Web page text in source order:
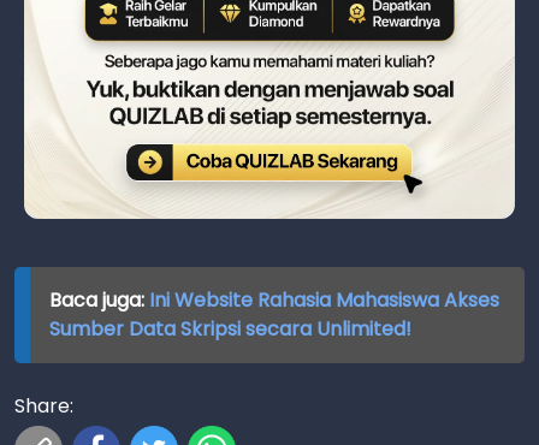
Baca juga: Ini Website Rahasia Mahasiswa Akses
Sumber Data Skripsi secara Unlimited!
Share: